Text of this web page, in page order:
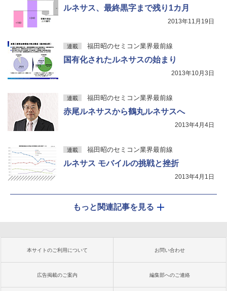
ルネサス、最終黒字まで残り1カ月
2013年11月19日
連載 福田昭のセミコン業界最前線
国有化されたルネサスの始まり
2013年10月3日
連載 福田昭のセミコン業界最前線
赤尾ルネサスから鶴丸ルネサスへ
2013年4月4日
連載 福田昭のセミコン業界最前線
ルネサス モバイルの挑戦と挫折
2013年4月1日
もっと関連記事を見る
本サイトのご利用について お問い合わせ
広告掲載のご案内 編集部へのご連絡